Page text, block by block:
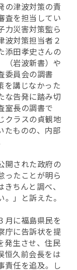
の津波対策の責
査を担当してい
力災害対策監ら
波対策担当者２
添田孝史さんの
（岩波新書）や
委員会の調書
を講じなかった
な告発に踏み切
室長の調書で
クラスの貞観地
たものの、内部
開された政府の
ったことが明ら
ちんと調べ、
」と訴えた。
月に福島県民を
庁に告訴状を提
発生させ、住民
恒久前会長をは
責任を追及。し